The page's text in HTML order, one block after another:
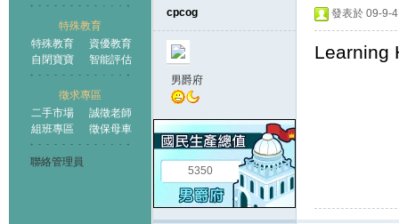
特殊教育
特殊教育
資優教育
自閉寶寶
智能評估
徵求專區
二手市場
誠徵老師
組班專區
徵保母車
聯絡管理員
cpcog
男爵府
5350
發表於 09-9-
Learning